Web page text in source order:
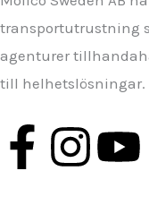
transportutrustning
agenturer
till helhetslösningar.
F
I
Y